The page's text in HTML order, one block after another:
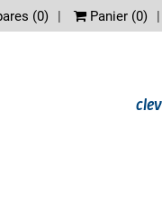
(0) Panier (0)